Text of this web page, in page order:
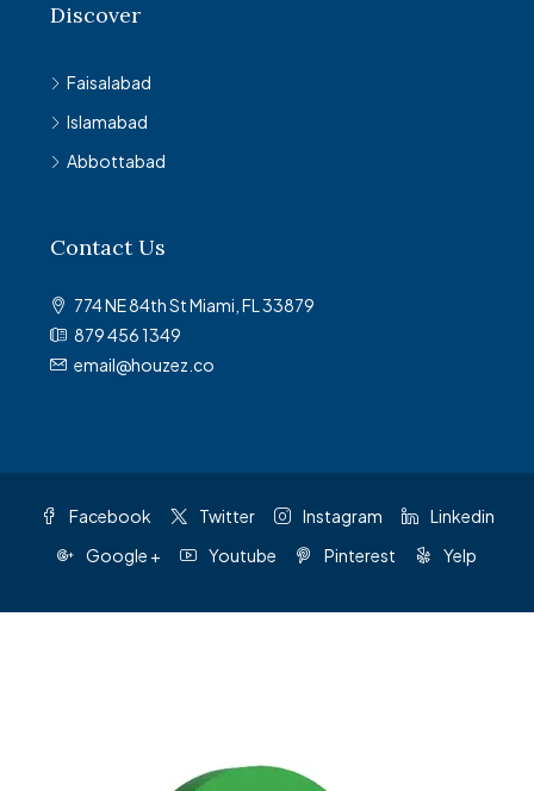
Discover
Faisalabad
Islamabad
Abbottabad
Contact Us
774 NE 84th St Miami, FL 33879
879 456 1349
email@houzez.co
Facebook Twitter Instagram
Linkedin
Google +
Youtube Pinterest Yelp